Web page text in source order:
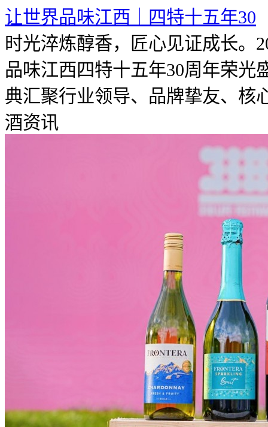
让世界品味江西｜四特十五年30
时光淬炼醇香，匠心见证成长。
品味江西四特十五年30周年荣光
典汇聚行业领导、品牌挚友、核
酒资讯